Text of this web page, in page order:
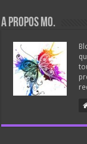
A propos Mo.